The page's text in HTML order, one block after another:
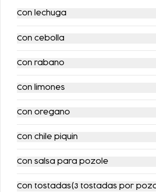
MEGA COMBO
POZOLES
$720.00
Platillos
Con lechuga
Con cebolla
Con rabano
Con limones
Con oregano
Con chile piquin
Con salsa para pozole
Con tostadas(3 tostadas por